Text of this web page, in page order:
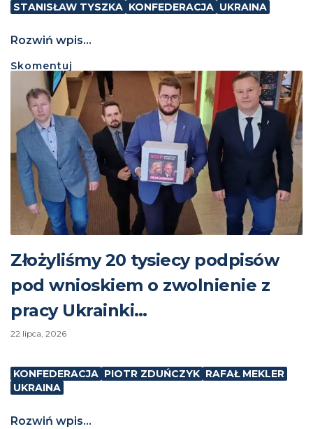
STANISŁAW TYSZKA KONFEDERACJA UKRAINA
Rozwiń wpis...
Skomentuj
Złożyliśmy 20 tysiecy podpisów
pod wnioskiem o zwolnienie z
pracy Ukrainki…
22 lipca, 2026
KONFEDERACJA PIOTR ZDUŃCZYK RAFAŁ MEKLER
UKRAINA
Rozwiń wpis...